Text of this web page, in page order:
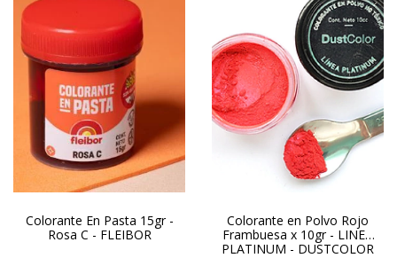
Colorante En Pasta 15gr -
Rosa C - FLEIBOR
Colorante en Polvo Rojo
Frambuesa x 10gr - LINEA
PLATINUM - DUSTCOLOR